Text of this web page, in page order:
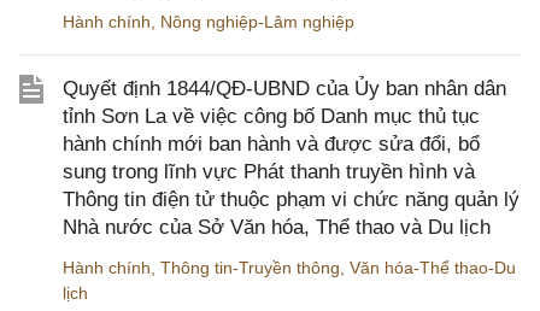
Hành chính Nông nghiệp-Lâm nghiệp
Quyết định 1844/QĐ-UBND của Ủy ban nhân dân
tỉnh Sơn La về việc công bố Danh mục thủ tục
hành chính mới ban hành và được sửa đổi, bổ
sung trong lĩnh vực Phát thanh truyền hình và
Thông tin điện tử thuộc phạm vi chức năng quản lý
Nhà nước của Sở Văn hóa, Thể thao và Du lịch
Hành chính Thông tin-Truyền thông Văn hóa-Thể thao-Du
lịch